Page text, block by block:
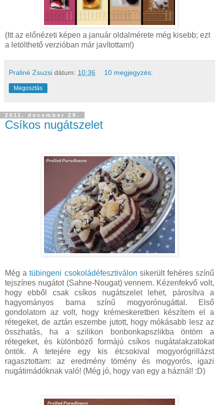
(Itt az előnézeti képen a január oldalmérete még kisebb; ezt
a letölthető verzióban már javítottam!)
Praliné Zsuzsi dátum: 10:36 10 megjegyzés:
Megosztás
2011. december 29.
Csíkos nugátszelet
Még atübingeni csokoládéfesztiválon sikerült fehéres színű
tejszínes nugátot (Sahne-Nougat) vennem. Kézenfekvő volt,
hogy ebből csak csíkos nugátszelet lehet, párosítva a
hagyományos barna színű mogyorónugáttal. Első
gondolatom az volt, hogy krémeskeretben készítem el a
rétegeket, de aztán eszembe jutott, hogy mókásabb lesz az
összhatás, ha a szilikon bonbonkapszlikba öntöm a
rétegeket, és különböző formájú csíkos nugátalakzatokat
öntök. A tetejére egy kis étcsokival mogyorógrillázst
ragasztottam: az eredmény tömény és mogyorós, igazi
nugátimádóknak való! (Még jó, hogy van egy a háznál! :D)